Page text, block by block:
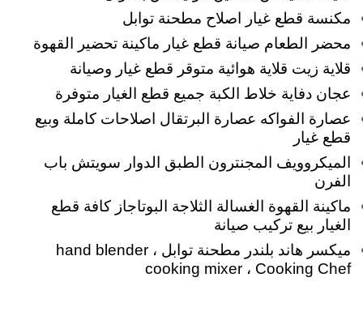
مكنسة قطع غيار اصلاح مطحنة توابل
محضر الطعام صيانة قطع غيار ماكينة تحضير القهوة
قلاية زيت قلاية هوائية متوقر قطع غيار وصيانة
عجان دفاية خلاط الكبة جميع قطع الغيار متوفرة
عصارة الفواكه عصارة البرتقال اصلاحات كاملة وبيع
قطع غيار
الميكروويف المجنترون الطبق الدوار سويتش باب
الفرن
ماكينة القهوة الغسالة الثلاجة البوتاجاز كافة قطع
الغيار بيع تركيب صيانة
ميكسر هاند بلندر مطحنة توابل hand blender ،
cooking mixer ، Cooking Chef